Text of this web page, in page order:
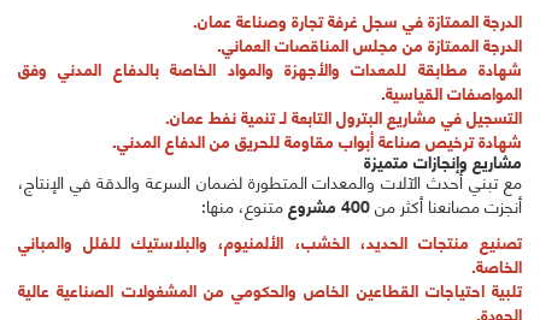
الدرجة الممتازة في سجل غرفة تجارة وصناعة عمان.
الدرجة الممتازة من مجلس المناقصات العماني.
شهادة مطابقة للمعدات والأجهزة والمواد الخاصة بالدفاع المدني وفق
المواصفات القياسية.
التسجيل في مشاريع البترول التابعة لـ تنمية نفط عمان.
شهادة ترخيص صناعة أبواب مقاومة للحريق من الدفاع المدني.
مشاريع وإنجازات متميزة
مع تبني أحدث الآلات والمعدات المتطورة لضمان السرعة والدقة في الإنتاج،
أنجزت مصانعنا أكثر من400 مشروع
متنوع، منها:
تصنيع منتجات الحديد، الخشب، الألمنيوم، والبلاستيك للفلل والمباني
الخاصة.
تلبية احتياجات القطاعين الخاص والحكومي من المشغولات الصناعية عالية
الجودة.